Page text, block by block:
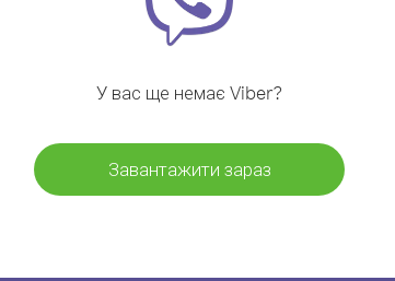
У вас ще немає Viber?
Завантажити зараз